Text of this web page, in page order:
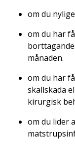
om du
om du har
månaden.
om du har
skallskada
kirurgisk
om du lider